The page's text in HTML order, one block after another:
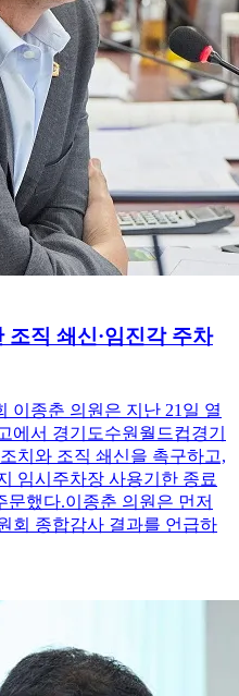
직 쇄신·임진각 주차
이종춘 의원은 지난 21일 열
에서 경기도수원월드컵경기
치와 조직 쇄신을 촉구하고,
임시주차장 사용기한 종료
문했다.이종춘 의원은 먼저
회 종합감사 결과를 언급하